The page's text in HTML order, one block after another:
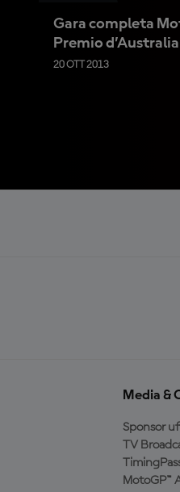
Gara completa
Premio
20 OTT 2013
Media &
Sponsor
TV
MotoGP™